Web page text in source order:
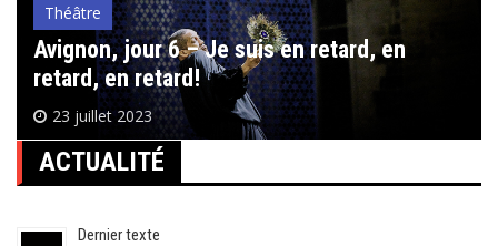
Théâtre
Avignon, jour 6 – Je suis en retard, en
retard, en retard!
23 juillet 2023
ACTUALITÉ
Dernier texte